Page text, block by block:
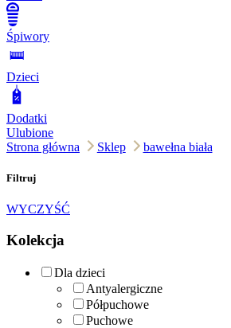
Śpiwory
Dzieci
Dodatki
Ulubione
Strona główna
Sklep bawełna biała
Filtruj
WYCZYŚĆ
Kolekcja
Dla dzieci
Antyalergiczne
Półpuchowe
Puchowe